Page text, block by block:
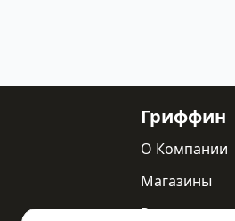
Гриффин
О Компании
Магазины
Реквизиты